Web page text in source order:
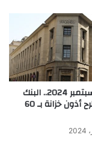
الاثنين 16 سبتمبر 2024.. البنك
المركزي يطرح أذون خزانة بـ 60